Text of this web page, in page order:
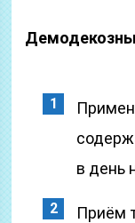
в день
Приём